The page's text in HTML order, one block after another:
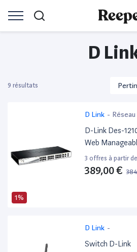
D
9 résultats
1%
D Link - Réseau
D-Link Des-
Web
10/100Mbps
Entreprise
3 offres à partir
389,00 €
D Link -
Switch D-Link